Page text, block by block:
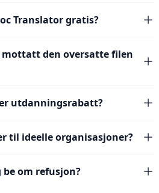
Translator gratis?
den oversatte filen
utdanningsrabatt?
til ideelle organisasjoner?
be om refusjon?